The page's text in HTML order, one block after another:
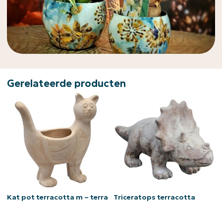
Gerelateerde producten
Kat pot terracotta m – terra
Triceratops terracotta